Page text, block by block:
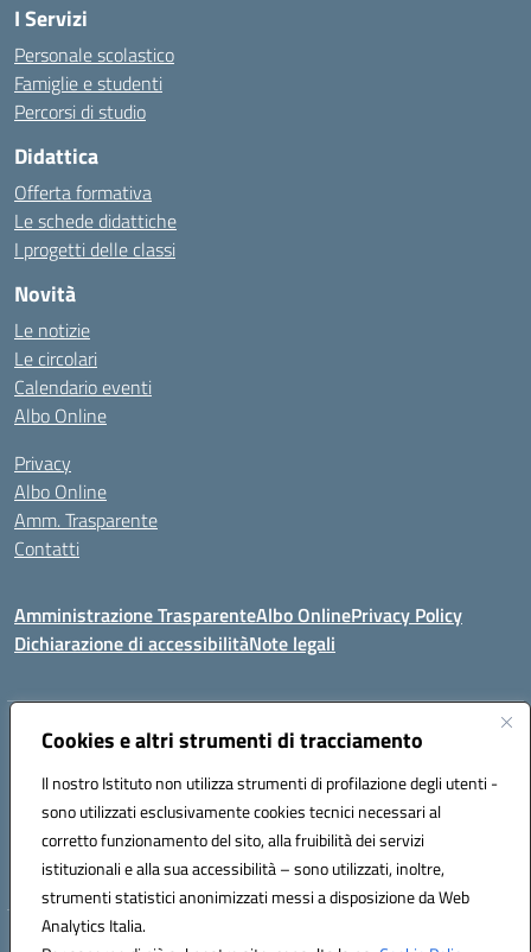
Cookies e altri strumenti di tracciamento
Il nostro Istituto non utilizza strumenti di profilazione degli utenti -
sono utilizzati esclusivamente cookies tecnici necessari al
corretto funzionamento del sito, alla fruibilità dei servizi
istituzionali e alla sua accessibilità – sono utilizzati, inoltre,
strumenti statistici anonimizzati messi a disposizione da Web
Analytics Italia.
I Servizi
Personale scolastico
Famiglie e studenti
Percorsi di studio
Didattica
Offerta formativa
Le schede didattiche
I progetti delle classi
Novità
Le notizie
Le circolari
Calendario eventi
Albo Online
Privacy
Albo Online
Amm. Trasparente
Contatti
Amministrazione TrasparenteAlbo OnlinePrivacy Policy
Dichiarazione di accessibilitàNote legali
Indirizzo:VIA S. LEONARDO 90024 GANGI (PA)
Posta elettronica certificata (PEC):paic84500b@pec.istruzione.it
Codice fiscale: 95005240825
Codice meccanografico:PAIC84500B
Hosting & Powered by 3D Solution S.r.l.